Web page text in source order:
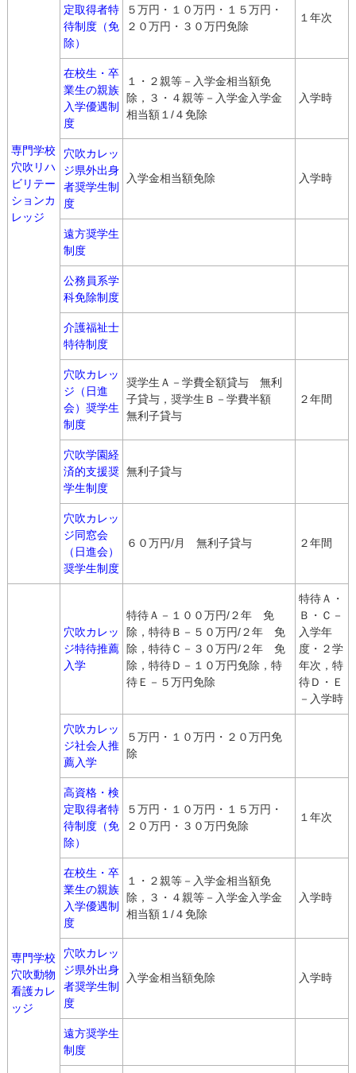
専門学校
穴吹リハ
ビリテー
ションカ
レッジ
定取得者特
待制度（免
除）
５万円・１０万円・１５万円・
２０万円・３０万円免除
１年次
在校生・卒
業生の親族
入学優遇制
度
１・２親等－入学金相当額免
除，３・４親等－入学金入学金
相当額１/４免除
入学時
穴吹カレッ
ジ県外出身
者奨学生制
度
入学金相当額免除 入学時
遠方奨学生
制度
公務員系学
科免除制度
介護福祉士
特待制度
穴吹カレッ
ジ（日進
会）奨学生
制度
奨学生Ａ－学費全額貸与 無利
子貸与，奨学生Ｂ－学費半額
無利子貸与
２年間
穴吹学園経
済的支援奨
学生制度
無利子貸与
穴吹カレッ
ジ同窓会
（日進会）
奨学生制度
６０万円/月 無利子貸与 ２年間
専門学校
穴吹動物
看護カレ
ッジ
穴吹カレッ
ジ特待推薦
入学
特待Ａ－１００万円/２年 免
除，特待Ｂ－５０万円/２年 免
除，特待Ｃ－３０万円/２年 免
除，特待Ｄ－１０万円免除，特
待Ｅ－５万円免除
特待Ａ・
Ｂ・Ｃ－
入学年
度・２学
年次，特
待Ｄ・Ｅ
－入学時
穴吹カレッ
ジ社会人推
薦入学
５万円・１０万円・２０万円免
除
高資格・検
定取得者特
待制度（免
除）
５万円・１０万円・１５万円・
２０万円・３０万円免除
１年次
在校生・卒
業生の親族
入学優遇制
度
１・２親等－入学金相当額免
除，３・４親等－入学金入学金
相当額１/４免除
入学時
穴吹カレッ
ジ県外出身
者奨学生制
度
入学金相当額免除 入学時
遠方奨学生
制度